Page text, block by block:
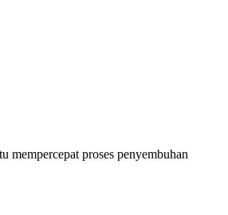
mempercepat proses penyembuhan